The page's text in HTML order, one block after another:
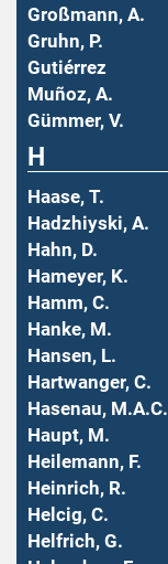
Großmann, A.
Gruhn, P.
Gutiérrez
Muñoz, A.
Gümmer, V.
H
Haase, T.
Hadzhiyski, A.
Hahn, D.
Hameyer, K.
Hamm, C.
Hanke, M.
Hansen, L.
Hartwanger, C.
Hasenau, M.A.C.
Haupt, M.
Heilemann, F.
Heinrich, R.
Helcig, C.
Helfrich, G.